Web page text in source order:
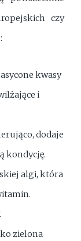
czy
kwasy
i
dodaje
kondycję.
algi, która
zielona